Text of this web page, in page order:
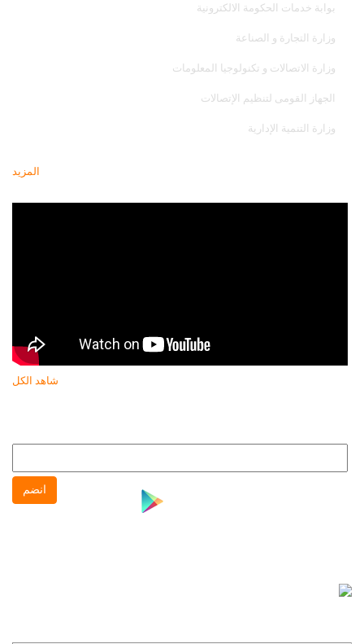
بوابة خدمات الحكومة الالكترونية
وزارة التجارة و الصناعة
وزارة الاتصالات و تكنولوجيا المعلومات
الجهاز القومى لتنظيم الإتصالات
وزارة التنمية الإدارية
المزيد
شاهد الكل
انضم